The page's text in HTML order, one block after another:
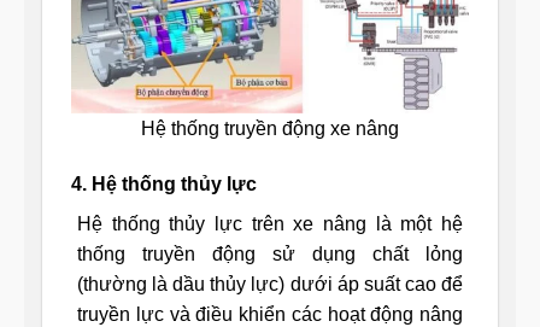
Hệ thống truyền động xe nâng
4. Hệ thống thủy lực
Hệ thống thủy lực trên xe nâng là một hệ
thống truyền động sử dụng chất lỏng
(thường là dầu thủy lực) dưới áp suất cao để
truyền lực và điều khiển các hoạt động nâng